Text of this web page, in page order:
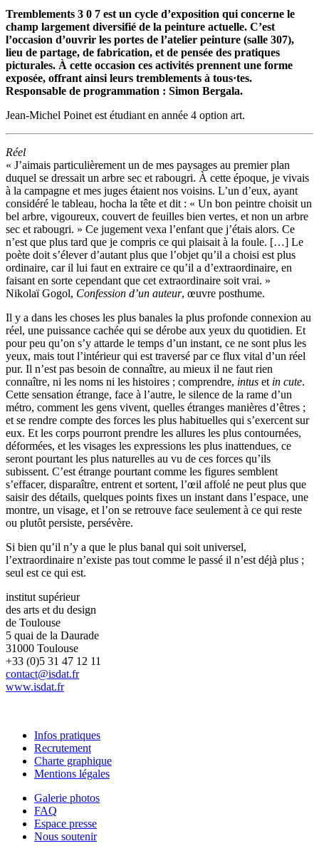
Tremblements 3 0 7 est un cycle d’exposition qui concerne le
champ largement diversifié de la peinture actuelle. C’est
l’occasion d’ouvrir les portes de l’atelier peinture (salle 307),
lieu de partage, de fabrication, et de pensée des pratiques
picturales. À cette occasion ces activités prennent une forme
exposée, offrant ainsi leurs tremblements à tous·tes.
Responsable de programmation : Simon Bergala.
Jean-Michel Poinet est étudiant en année 4 option art.
Réel
« J’aimais particulièrement un de mes paysages au premier plan
duquel se dressait un arbre sec et rabougri. À cette époque, je vivais
à la campagne et mes juges étaient nos voisins. L’un d’eux, ayant
considéré le tableau, hocha la tête et dit : « Un bon peintre choisit un
bel arbre, vigoureux, couvert de feuilles bien vertes, et non un arbre
sec et rabougri. » Ce jugement vexa l’enfant que j’étais alors. Ce
n’est que plus tard que je compris ce qui plaisait à la foule. […] Le
poète doit s’élever d’autant plus que l’objet qu’il a choisi est plus
ordinaire, car il lui faut en extraire ce qu’il a d’extraordinaire, en
faisant en sorte cependant que cet extraordinaire soit vrai. »
Nikolaï Gogol, Confession d’un auteur, œuvre posthume.
Il y a dans les choses les plus banales la plus profonde connexion au
réel, une puissance cachée qui se dérobe aux yeux du quotidien. Et
pour peu qu’on s’y attarde le temps d’un instant, ce ne sont plus les
yeux, mais tout l’intérieur qui est traversé par ce flux vital d’un réel
pur. Il n’est pas besoin de connaître, au mieux il ne faut rien
connaître, ni les noms ni les histoires ; comprendre, intus et in cute.
Cette sensation étrange, face à l’autre, le silence de la rame d’un
métro, comment les gens vivent, quelles étranges manières d’êtres ;
et se rendre compte des forces les plus habituelles qui s’exercent sur
eux. Et les corps pourront prendre les allures les plus contournées,
déformées, et les visages les expressions les plus inattendues, ce
seront pourtant les plus naturelles au vu de ces forces qu’ils
subissent. C’est étrange pourtant comme les figures semblent
s’effacer, disparaître, entrent et sortent, l’œil affolé ne peut plus que
saisir des détails, quelques points fixes un instant dans l’espace, une
montre, un visage, et l’on se retrouve face seulement à ce qui reste
ou plutôt persiste, persévère.
Si bien qu’il n’y a que le plus banal qui soit universel,
l’extraordinaire n’existe pas tout comme le passé il n’est déjà plus ;
seul est ce qui est.
institut supérieur
des arts et du design
de Toulouse
5 quai de la Daurade
31000 Toulouse
+33 (0)5 31 47 12 11
contact@isdat.fr
www.isdat.fr
Infos pratiques
Recrutement
Charte graphique
Mentions légales
Galerie photos
FAQ
Espace presse
Nous soutenir